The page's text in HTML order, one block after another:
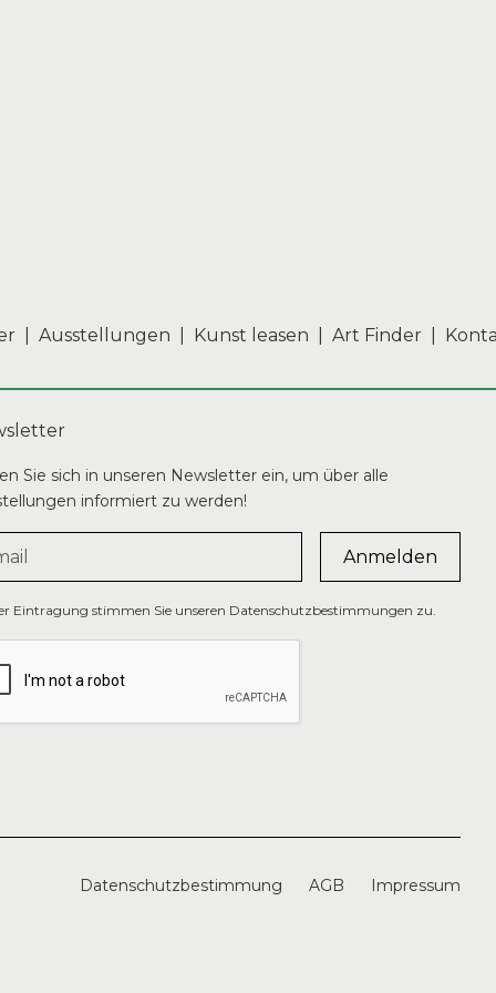
Ausstellungen Kunst leasen Art Finder
Sie sich in unseren Newsletter ein, um über alle
informiert zu werden!
Eintragung stimmen Sie unseren Datenschutzbestimmungen zu.
Datenschutzbestimmung AGB Impressum